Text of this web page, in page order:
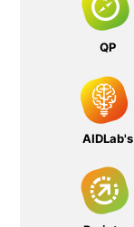
QP
AIDLab's